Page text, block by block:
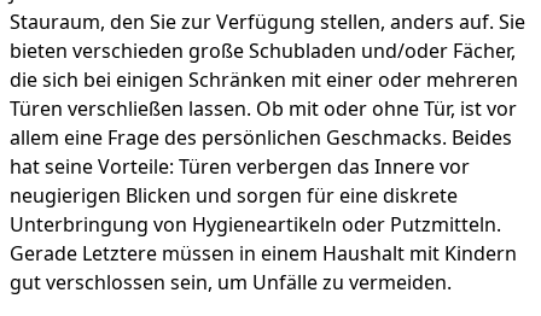
Stauraum, den Sie zur Verfügung stellen, anders auf. Sie
bieten verschieden große Schubladen und/oder Fächer,
die sich bei einigen Schränken mit einer oder mehreren
Türen verschließen lassen. Ob mit oder ohne Tür, ist vor
allem eine Frage des persönlichen Geschmacks. Beides
hat seine Vorteile: Türen verbergen das Innere vor
neugierigen Blicken und sorgen für eine diskrete
Unterbringung von Hygieneartikeln oder Putzmitteln.
Gerade Letztere müssen in einem Haushalt mit Kindern
gut verschlossen sein, um Unfälle zu vermeiden.